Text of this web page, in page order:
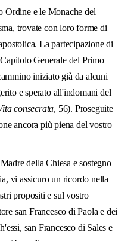
Ordine e le Monache del
trovate con loro forme di
La partecipazione di
Generale del Primo
iniziato già da alcuni
e sperato all'indomani del
consecrata, 56). Proseguite
ancora più piena del vostro
della Chiesa e sostegno
vi assicuro un ricordo nella
propositi e sul vostro
san Francesco di Paola e dei
san Francesco di Sales e